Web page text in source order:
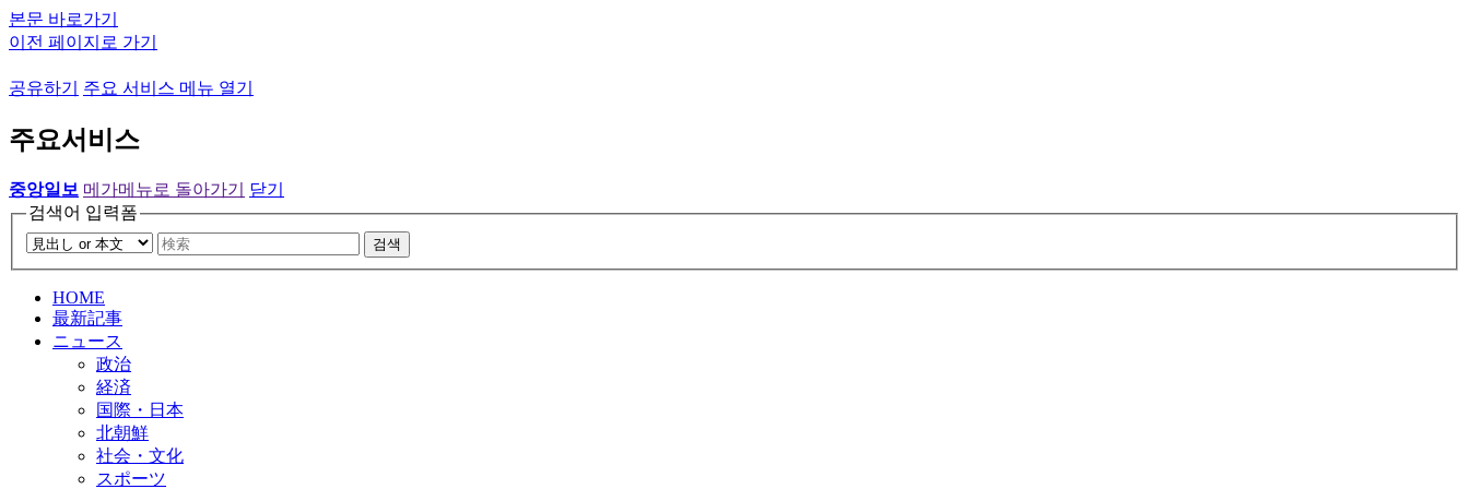
본문 바로가기
이전 페이지로 가기
공유하기 주요 서비스 메뉴 열기
주요서비스
중앙일보 메가메뉴로 돌아가기
닫기
검색어 입력폼
검색
HOME
最新記事
ニュース
政治
経済
国際・日本
北朝鮮
社会・文化
スポーツ